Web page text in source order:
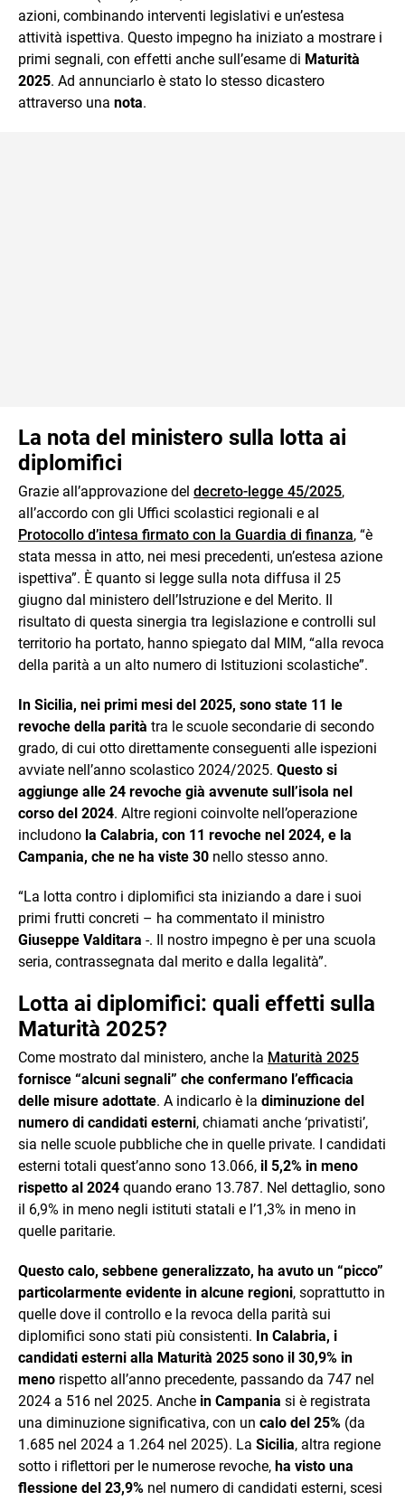
azioni, combinando interventi legislativi e un’estesa
attività ispettiva. Questo impegno ha iniziato a mostrare i
primi segnali, con effetti anche sull’esame di Maturità
2025. Ad annunciarlo è stato lo stesso dicastero
attraverso una nota.
La nota del ministero sulla lotta ai
diplomifici
Grazie all’approvazione del decreto-legge 45/2025,
all’accordo con gli Uffici scolastici regionali e al
Protocollo d’intesa firmato con la Guardia di finanza, “è
stata messa in atto, nei mesi precedenti, un’estesa azione
ispettiva”. È quanto si legge sulla nota diffusa il 25
giugno dal ministero dell’Istruzione e del Merito. Il
risultato di questa sinergia tra legislazione e controlli sul
territorio ha portato, hanno spiegato dal MIM, “alla revoca
della parità a un alto numero di Istituzioni scolastiche”.
In Sicilia, nei primi mesi del 2025, sono state 11 le
revoche della parità tra le scuole secondarie di secondo
grado, di cui otto direttamente conseguenti alle ispezioni
avviate nell’anno scolastico 2024/2025. Questo si
aggiunge alle 24 revoche già avvenute sull’isola nel
corso del 2024. Altre regioni coinvolte nell’operazione
includono la Calabria, con 11 revoche nel 2024, e la
Campania, che ne ha viste 30 nello stesso anno.
“La lotta contro i diplomifici sta iniziando a dare i suoi
primi frutti concreti – ha commentato il ministro
Giuseppe Valditara -. Il nostro impegno è per una scuola
seria, contrassegnata dal merito e dalla legalità”.
Lotta ai diplomifici: quali effetti sulla
Maturità 2025?
Come mostrato dal ministero, anche la Maturità 2025
fornisce “alcuni segnali” che confermano l’efficacia
delle misure adottate. A indicarlo è la diminuzione del
numero di candidati esterni, chiamati anche ‘privatisti’,
sia nelle scuole pubbliche che in quelle private. I candidati
esterni totali quest’anno sono 13.066, il 5,2% in meno
rispetto al 2024 quando erano 13.787. Nel dettaglio, sono
il 6,9% in meno negli istituti statali e l’1,3% in meno in
quelle paritarie.
Questo calo, sebbene generalizzato, ha avuto un “picco”
particolarmente evidente in alcune regioni, soprattutto in
quelle dove il controllo e la revoca della parità sui
diplomifici sono stati più consistenti. In Calabria, i
candidati esterni alla Maturità 2025 sono il 30,9% in
meno rispetto all’anno precedente, passando da 747 nel
2024 a 516 nel 2025. Anche in Campania si è registrata
una diminuzione significativa, con un calo del 25% (da
1.685 nel 2024 a 1.264 nel 2025). La Sicilia, altra regione
sotto i riflettori per le numerose revoche, ha visto una
flessione del 23,9% nel numero di candidati esterni, scesi